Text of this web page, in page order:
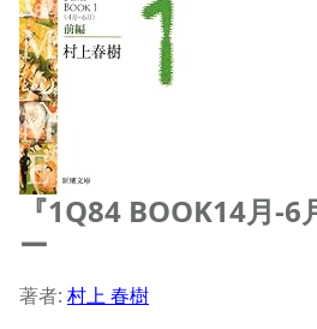
『1Q84 BOOK14月
ー
著者: 村上 春樹